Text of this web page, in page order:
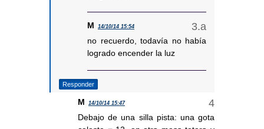
M 14/10/14 15:54
no recuerdo, todavía no había
logrado encender la luz
Responder
M 14/10/14 15:47
Debajo de una silla pista: una gota